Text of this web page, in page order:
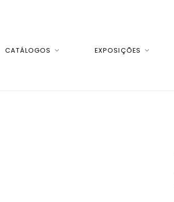
CATÁLOGOS EXPOSIÇÕES